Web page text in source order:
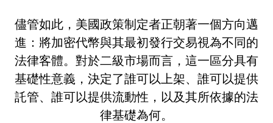
儘管如此，美國政策制定者正朝著一個方向邁
進：將加密代幣與其最初發行交易視為不同的
法律客體。對於二級市場而言，這一區分具有
基礎性意義，決定了誰可以上架、誰可以提供
託管、誰可以提供流動性，以及其所依據的法
律基礎為何。